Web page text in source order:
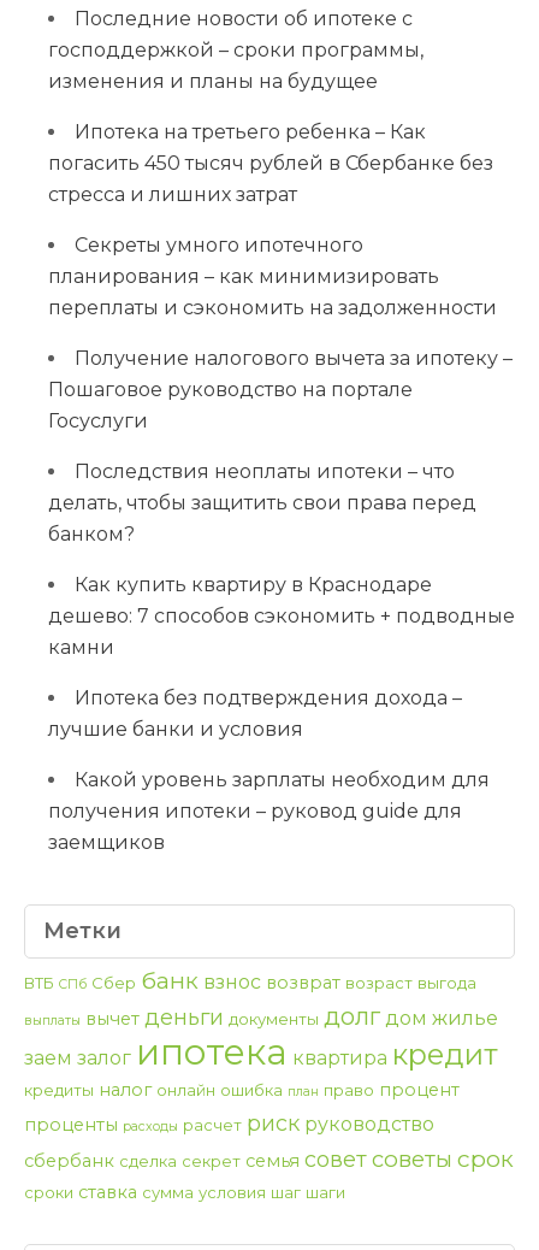
Последние новости об ипотеке с
господдержкой – сроки программы,
изменения и планы на будущее
Ипотека на третьего ребенка – Как
погасить 450 тысяч рублей в Сбербанке без
стресса и лишних затрат
Секреты умного ипотечного
планирования – как минимизировать
переплаты и сэкономить на задолженности
Получение налогового вычета за ипотеку –
Пошаговое руководство на портале
Госуслуги
Последствия неоплаты ипотеки – что
делать, чтобы защитить свои права перед
банком?
Как купить квартиру в Краснодаре
дешево: 7 способов сэкономить + подводные
камни
Ипотека без подтверждения дохода –
лучшие банки и условия
Какой уровень зарплаты необходим для
получения ипотеки – руковод guide для
заемщиков
Метки
ВТБ СПб Сбер банк взнос возврат возраст выгода
выплаты вычет деньги документы долг дом жилье
заем залог ипотека квартира кредит
кредиты налог онлайн ошибка план право процент
проценты расходы расчет риск руководство
сбербанк сделка секрет семья советсоветы срок
сроки ставка сумма условия шаг шаги